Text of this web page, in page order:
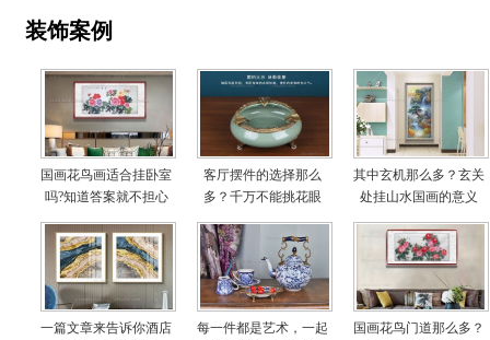
装饰案例
国画花鸟画适合挂卧室
吗?知道答案就不担心
客厅摆件的选择那么
多？千万不能挑花眼
其中玄机那么多？玄关
处挂山水国画的意义
一篇文章来告诉你酒店
每一件都是艺术，一起
国画花鸟门道那么多？